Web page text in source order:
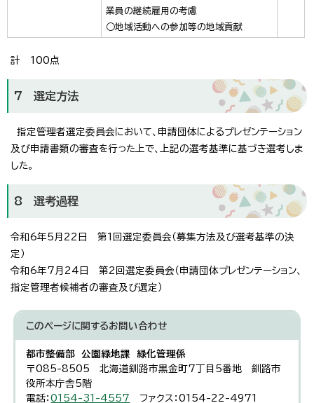
業員の継続雇用の考慮
○地域活動への参加等の地域貢献
計 100点
7 選定方法
指定管理者選定委員会において、申請団体によるプレゼンテーション
及び申請書類の審査を行った上で、上記の選考基準に基づき選考しま
した。
8 選考過程
令和6年5月22日 第1回選定委員会（募集方法及び選考基準の決
定）
令和6年7月24日 第2回選定委員会（申請団体プレゼンテーション、
指定管理者候補者の審査及び選定）
このページに関するお問い合わせ
都市整備部 公園緑地課 緑化管理係
〒085-8505 北海道釧路市黒金町7丁目5番地 釧路市
役所本庁舎5階
電話：0154-31-4557
ファクス：0154-22-4971